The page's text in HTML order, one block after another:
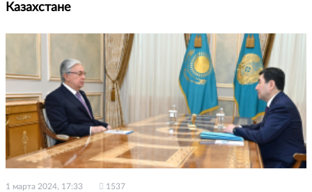
Казахстане
1 марта 2024, 17:33 1537